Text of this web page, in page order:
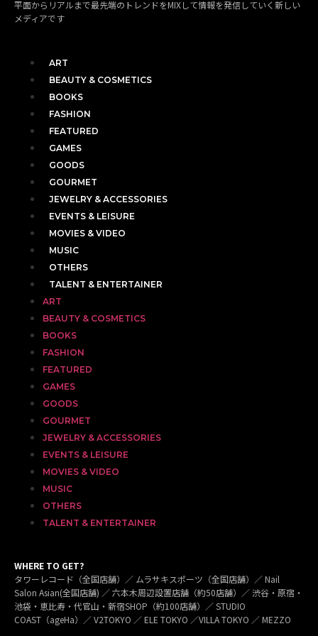
平面からリアルまで最先端のトレンドをMIXして情報を発信していく新しい
メディアです
ART
BEAUTY & COSMETICS
BOOKS
FASHION
FEATURED
GAMES
GOODS
GOURMET
JEWELRY & ACCESSORIES
EVENTS & LEISURE
MOVIES & VIDEO
MUSIC
OTHERS
TALENT & ENTERTAINER
ART
BEAUTY & COSMETICS
BOOKS
FASHION
FEATURED
GAMES
GOODS
GOURMET
JEWELRY & ACCESSORIES
EVENTS & LEISURE
MOVIES & VIDEO
MUSIC
OTHERS
TALENT & ENTERTAINER
WHERE TO GET?
タワーレコード（全国店舗）／ ムラサキスポーツ（全国店舗）／ Nail
Salon Asian(全国店舗) ／ 六本木周辺設置店舗（約50店舗）／ 渋谷・原宿・
池袋・恵比寿・代官山・新宿SHOP（約100店舗）／ STUDIO
COAST（ageHa）／ V2TOKYO ／ ELE TOKYO ／VILLA TOKYO ／ MEZZO